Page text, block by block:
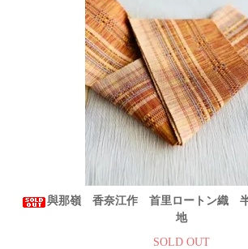
與那嶺 香奈江作 首里ロートン織
地
SOLD OUT